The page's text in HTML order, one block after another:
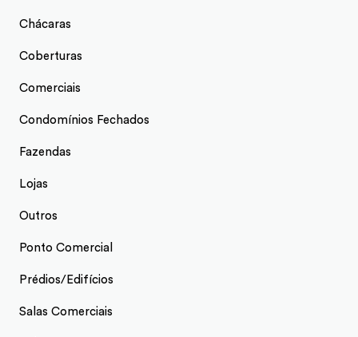
Chácaras
Coberturas
Comerciais
Condomínios Fechados
Fazendas
Lojas
Outros
Ponto Comercial
Prédios/Edifícios
Salas Comerciais